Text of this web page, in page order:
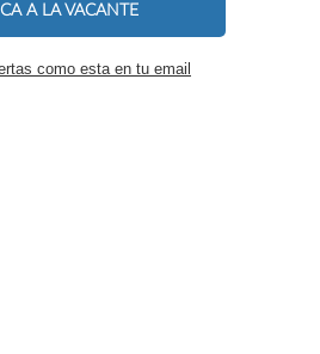
A LA VACANTE
como esta en tu email